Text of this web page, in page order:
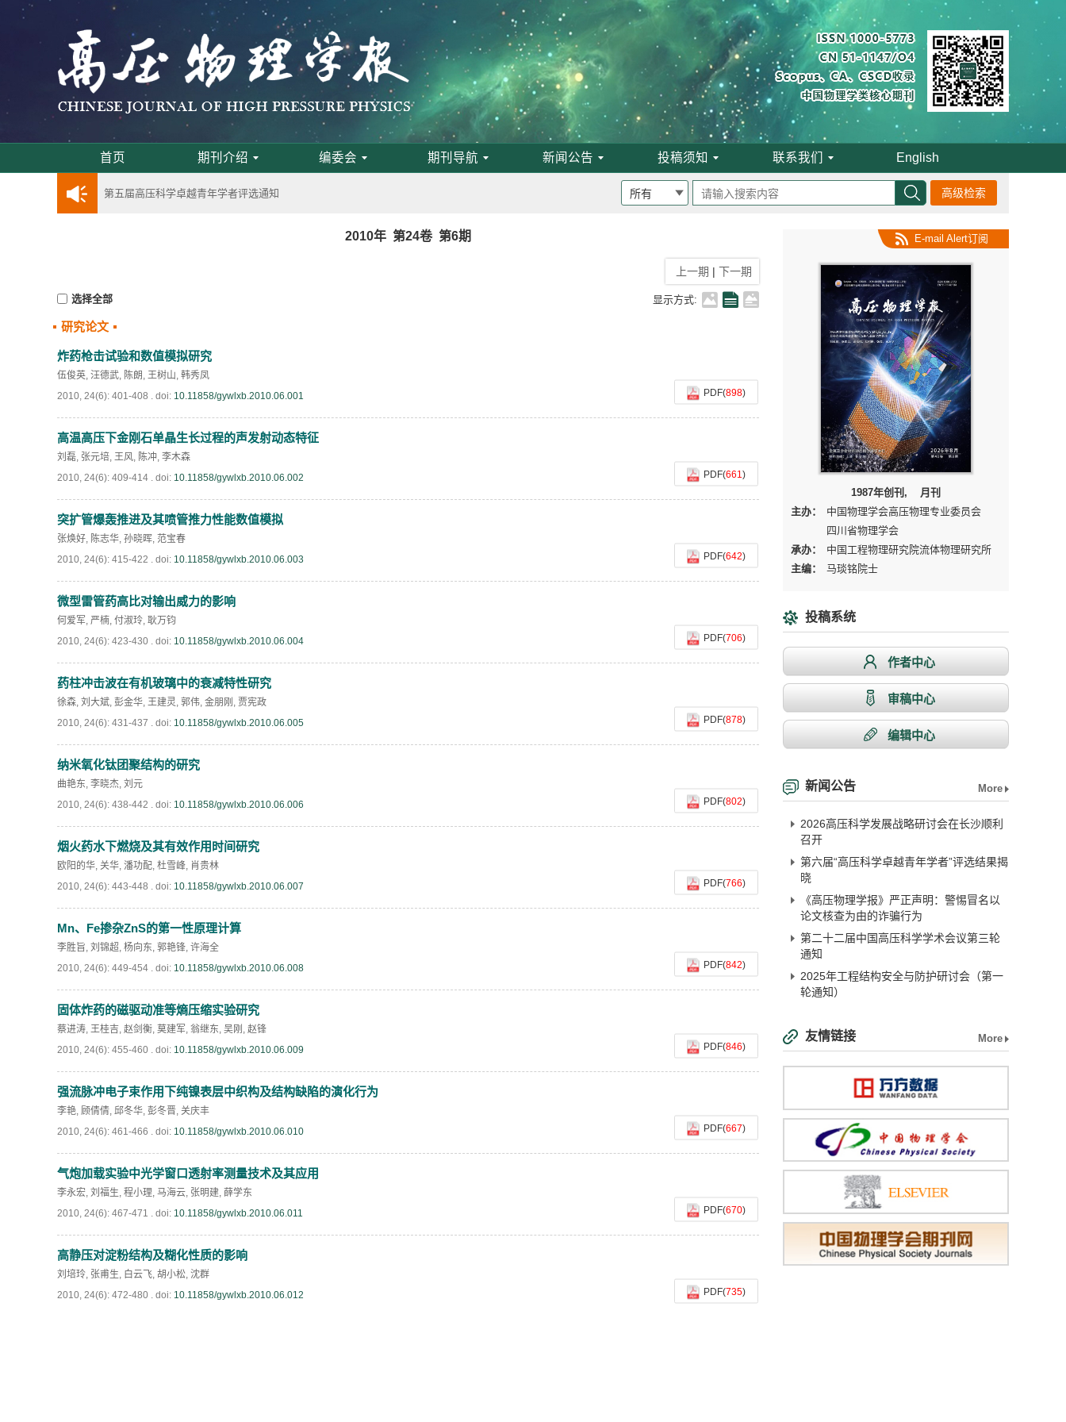
首页 期刊介绍 编委会 期刊导航 新闻公告 投稿须知 联系我们 English
通知
《高压物理学报》第三届青年编委会招募启事
第五届高压科学卓越青年学者评选通知
2024年度《高压物理学报》优秀审稿人评选结果
动载下材料物性机器学习与高通量研究专刊征稿启事
《高压物理学报》第二届青年编委会招募启事
《高压物理学报》2023年度优秀审稿人和优秀论文评选结果
第十四届全国爆炸力学学术会议 第二轮通知
第二十一届中国高压科学学术会议第一轮通知
通知
《高压物理学报》第三届青年编委会招募启事
高级检索
2010年 第24卷 第6期
上一期 | 下一期
选择全部 显示方式:
研究论文
炸药枪击试验和数值模拟研究
伍俊英, 汪德武, 陈朗 , 王树山, 韩秀凤
2010, 24(6): 401-408 . doi: 10.11858/gywlxb.2010.06.001 PDF(898)
高温高压下金刚石单晶生长过程的声发射动态特征
刘磊, 张元培, 王风, 陈冲, 李木森
2010, 24(6): 409-414 . doi: 10.11858/gywlxb.2010.06.002 PDF(661 )
突扩管爆轰推进及其喷管推力性能数值模拟
张焕好, 陈志华, 孙晓晖, 范宝春
2010, 24(6): 415-422 . doi: 10.11858/gywlxb.2010.06.003 PDF(642)
微型雷管药高比对输出威力的影响
何爱军, 严楠, 付淑玲, 耿万钧
2010, 24(6): 423-430 . doi: 10.11858/gywlxb.2010.06.004 PDF(706)
药柱冲击波在有机玻璃中的衰减特性研究
徐森, 刘大斌, 彭金华, 王建灵, 郭伟, 金朋刚 , 贾宪政
2010, 24(6): 431-437 . doi: 10.11858/gywlxb.2010.06.005 PDF(878)
纳米氧化钛团聚结构的研究
曲艳东, 李晓杰, 刘元
2010, 24(6): 438-442 . doi: 10.11858/gywlxb.2010.06.006 PDF(802)
烟火药水下燃烧及其有效作用时间研究
欧阳的华, 关华, 潘功配, 杜雪峰, 肖贵林
2010, 24(6): 443-448 . doi: 10.11858/gywlxb.2010.06.007 PDF(766)
Mn、Fe掺杂ZnS的第一性原理计算
李胜旨, 刘锦超, 杨向东, 郭艳锋, 许海全
2010, 24(6): 449-454 . doi: 10.11858/gywlxb.2010.06.008 PDF(842)
固体炸药的磁驱动准等熵压缩实验研究
蔡进涛, 王桂吉, 赵剑衡, 莫建军, 翁继东, 吴刚 , 赵锋
2010, 24(6): 455-460 . doi: 10.11858/gywlxb.2010.06.009 PDF(846)
强流脉冲电子束作用下纯镍表层中织构及结构缺陷的演化行为
李艳, 顾倩倩, 邱冬华, 彭冬晋, 关庆丰
2010, 24(6): 461-466 . doi: 10.11858/gywlxb.2010.06.010 PDF(667)
气炮加载实验中光学窗口透射率测量技术及其应用
李永宏, 刘福生, 程小理, 马海云, 张明建, 薛学东
2010, 24(6): 467-471 . doi: 10.11858/gywlxb.2010.06.011 PDF(670)
高静压对淀粉结构及糊化性质的影响
刘培玲, 张甫生, 白云飞, 胡小松, 沈群
2010, 24(6): 472-480 . doi: 10.11858/gywlxb.2010.06.012 PDF(735)
E-mail Alert订阅
1987年创刊, 月刊
主办：
中国物理学会高压物理专业委员会
四川省物理学会
承办：
中国工程物理研究院流体物理研究所
主编：
马琰铭院士
投稿系统
作者中心
审稿中心
编辑中心
新闻公告 More
2026高压科学发展战略研讨会在长沙顺利
召开
第六届“高压科学卓越青年学者”评选结果揭
晓
《高压物理学报》严正声明：警惕冒名以
论文核查为由的诈骗行为
第二十二届中国高压科学学术会议第三轮
通知
2025年工程结构安全与防护研讨会（第一
轮通知）
友情链接 More